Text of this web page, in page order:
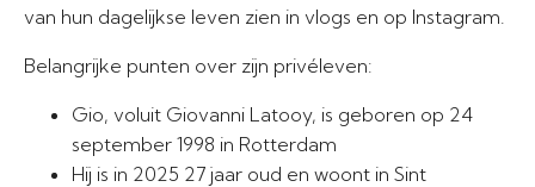
van hun dagelijkse leven zien in vlogs en op Instagram.
Belangrijke punten over zijn privéleven:
Gio, voluit Giovanni Latooy, is geboren op 24
september 1998 in Rotterdam
Hij is in 2025 27 jaar oud en woont in Sint